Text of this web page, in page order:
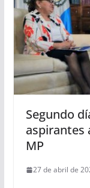
Segundo
aspirantes
MP
27 de abril de